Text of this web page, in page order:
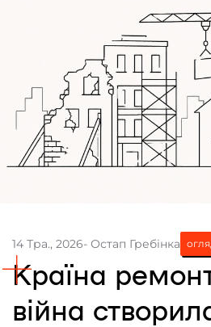
Особисто
На часі
Про нас
Контакти
Співпраця
Медіакіт
Підтримати
14 Тра., 2026- Остап Гребінка
Країна
війна